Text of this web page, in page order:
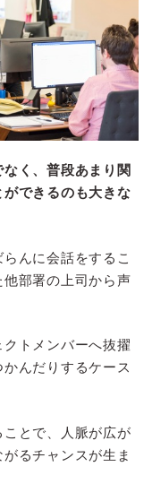
く、普段あまり関
できるのも大きな
んに会話をするこ
部署の上司から声
トメンバーへ抜擢
んだりするケース
とで、人脈が広が
るチャンスが生ま